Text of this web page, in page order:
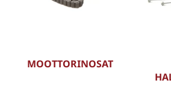
MOOTTORINOSAT